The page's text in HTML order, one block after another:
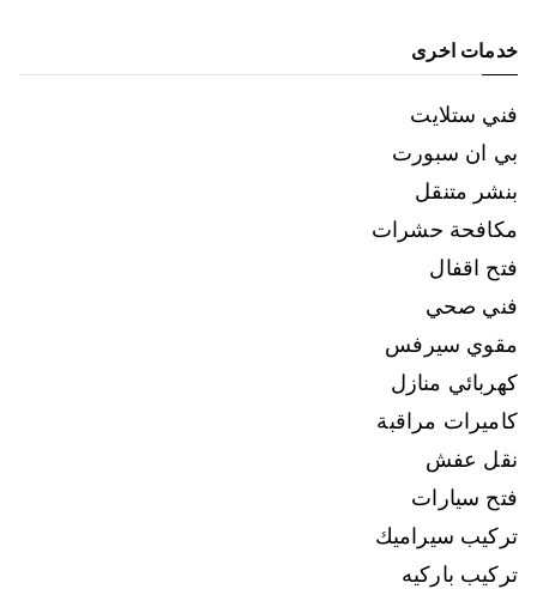
خدمات اخرى
فني ستلايت
بي ان سبورت
بنشر متنقل
مكافحة حشرات
فتح اقفال
فني صحي
مقوي سيرفس
كهربائي منازل
كاميرات مراقبة
نقل عفش
فتح سيارات
تركيب سيراميك
تركيب باركيه